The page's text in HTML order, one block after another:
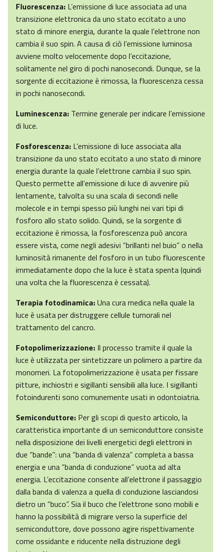
Fluorescenza: L’emissione di luce associata ad una
transizione elettronica da uno stato eccitato a uno
stato di minore energia, durante la quale l’elettrone non
cambia il suo spin. A causa di ciò l’emissione luminosa
avviene molto velocemente dopo l’eccitazione,
solitamente nel giro di pochi nanosecondi. Dunque, se la
sorgente di eccitazione è rimossa, la fluorescenza cessa
in pochi nanosecondi.
Luminescenza: Termine generale per indicare l’emissione
di luce.
Fosforescenza: L’emissione di luce associata alla
transizione da uno stato eccitato a uno stato di minore
energia durante la quale l’elettrone cambia il suo spin.
Questo permette all’emissione di luce di avvenire più
lentamente, talvolta su una scala di secondi nelle
molecole e in tempi spesso più lunghi nei vari tipi di
fosforo allo stato solido. Quindi, se la sorgente di
eccitazione è rimossa, la fosforescenza può ancora
essere vista, come negli adesivi “brillanti nel buio” o nella
luminosità rimanente del fosforo in un tubo fluorescente
immediatamente dopo che la luce è stata spenta (quindi
una volta che la fluorescenza è cessata).
Terapia fotodinamica:Una cura medica nella quale la
luce è usata per distruggere cellule tumorali nel
trattamento del cancro.
Fotopolimerizzazione: Il processo tramite il quale la
luce è utilizzata per sintetizzare un polimero a partire da
monomeri. La fotopolimerizzazione è usata per fissare
pitture, inchiostri e sigillanti sensibili alla luce. I sigillanti
fotoindurenti sono comunemente usati in odontoiatria.
Semiconduttore: Per gli scopi di questo articolo, la
caratteristica importante di un semiconduttore consiste
nella disposizione dei livelli energetici degli elettroni in
due “bande”: una “banda di valenza” completa a bassa
energia e una “banda di conduzione” vuota ad alta
energia. L’eccitazione consente all’elettrone il passaggio
dalla banda di valenza a quella di conduzione lasciandosi
dietro un “buco”. Sia il buco che l’elettrone sono mobili e
hanno la possibilità di migrare verso la superficie del
semiconduttore, dove possono agire rispettivamente
come ossidante e riducente nella distruzione degli